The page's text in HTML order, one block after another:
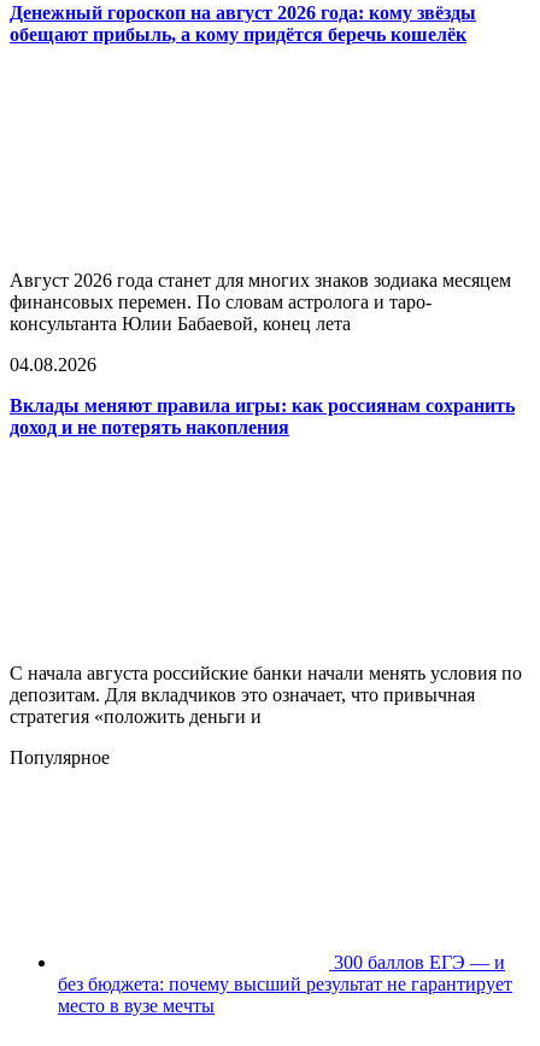
Денежный гороскоп на август 2026 года: кому звёзды
обещают прибыль, а кому придётся беречь кошелёк
Август 2026 года станет для многих знаков зодиака месяцем
финансовых перемен. По словам астролога и таро-
консультанта Юлии Бабаевой, конец лета
04.08.2026
Вклады меняют правила игры: как россиянам сохранить
доход и не потерять накопления
С начала августа российские банки начали менять условия по
депозитам. Для вкладчиков это означает, что привычная
стратегия «положить деньги и
Популярное
300 баллов ЕГЭ — и
без бюджета: почему высший результат не гарантирует
место в вузе мечты